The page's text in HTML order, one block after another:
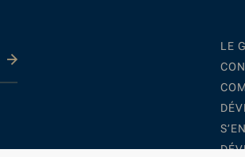
LE